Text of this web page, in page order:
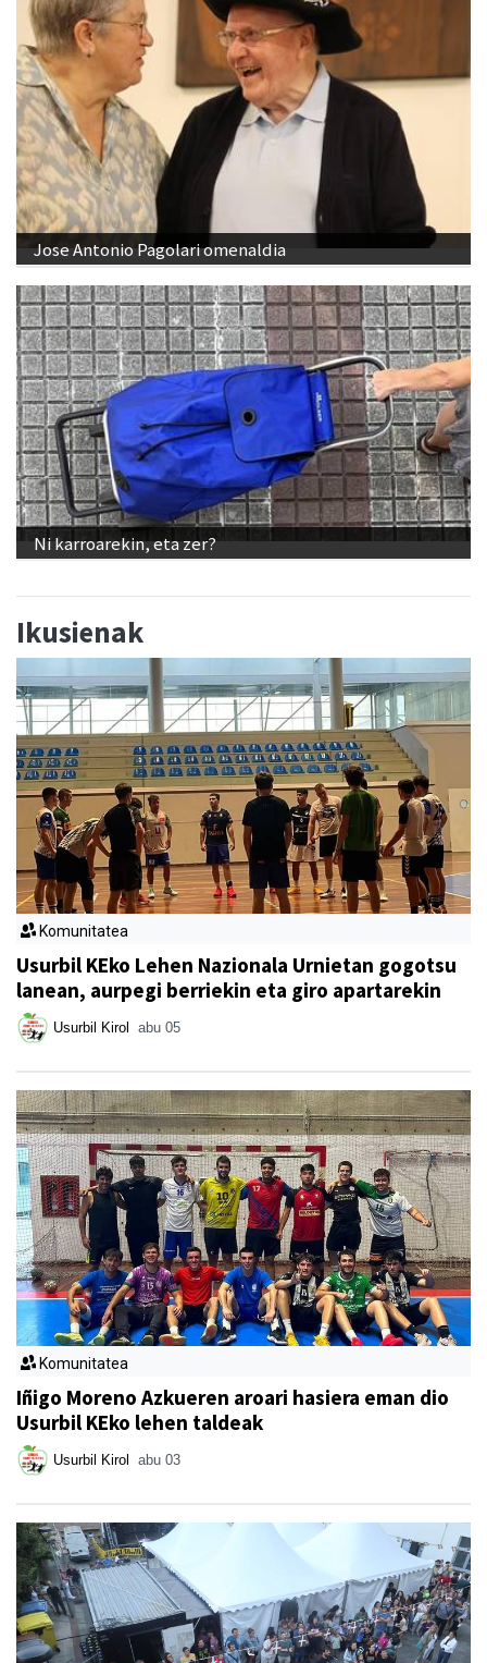
Jose Antonio Pagolari omenaldia
Ni karroarekin, eta zer?
Ikusienak
Komunitatea
Usurbil KEko Lehen Nazionala Urnietan gogotsu
lanean, aurpegi berriekin eta giro apartarekin
Usurbil Kirol abu 05
Komunitatea
Iñigo Moreno Azkueren aroari hasiera eman dio
Usurbil KEko lehen taldeak
Usurbil Kirol abu 03